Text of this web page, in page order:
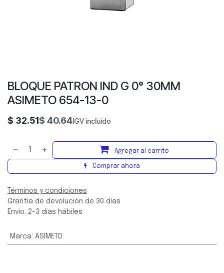
BLOQUE PATRON IND G 0° 30MM
ASIMETO 654-13-0
$ 32.51$40.64IGV incluido
Agregar al carrito
Comprar ahora
Términos y condiciones
Grantía de devolución de 30 días
Envío: 2-3 días hábiles
Marca: ASIMETO